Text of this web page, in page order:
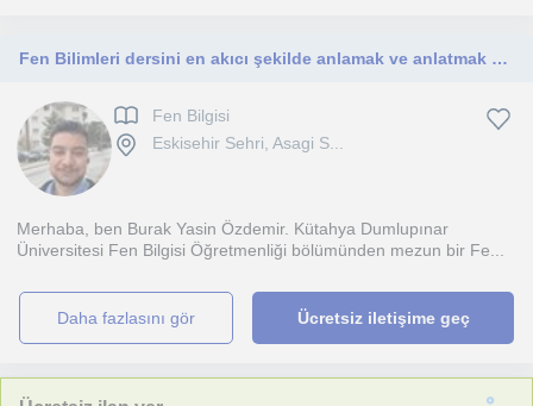
Fen Bilimleri dersini en akıcı şekilde anlamak ve anlatmak en temel amacımdır bu konuda hedefe giden yolda bol takip tek hedefim
Fen Bilgisi
Eskisehir Sehri, Asagi S...
Merhaba, ben Burak Yasin Özdemir. Kütahya Dumlupınar
Üniversitesi Fen Bilgisi Öğretmenliği bölümünden mezun bir Fe...
daha fazlasını gör Ücretsiz iletişime geç